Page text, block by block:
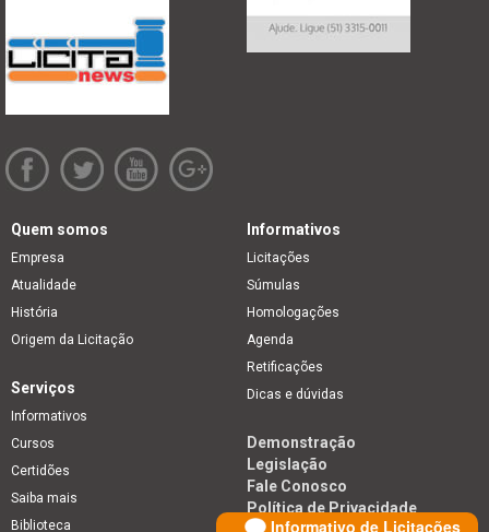
Informativo de Licitações
Quem somos
Empresa
Atualidade
História
Origem da Licitação
Informativos
Licitações
Súmulas
Homologações
Agenda
Retificações
Dicas e dúvidas
Serviços
Informativos
Cursos
Certidões
Saiba mais
Biblioteca
Demonstração
Legislação
Fale Conosco
Política de Privacidade